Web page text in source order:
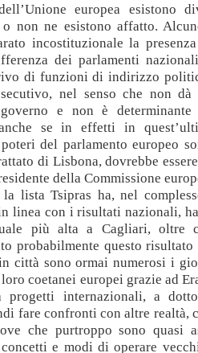
europea esistono
o non ne esistono affatto.
incostituzionale la
dei parlamenti
di funzioni di indirizzo
nel senso che non
e non è determinante
se in effetti in
del parlamento europeo
di Lisbona, dovrebbe
della Commissione
la lista Tsipras ha, nel
linea con i risultati nazionali,
più alta a Cagliari, oltre
probabilmente questo risultato
città sono ormai numerosi i
coetanei europei grazie ad
progetti internazionali, a
fare confronti con altre realtà,
che purtroppo sono quasi
e modi di operare